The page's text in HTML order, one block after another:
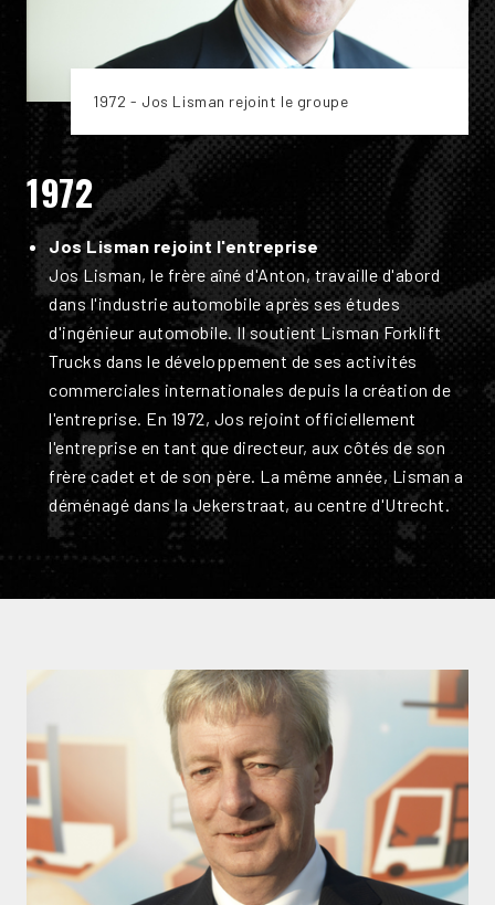
1972 - Jos Lisman rejoint le groupe
1972
Jos Lisman rejoint l'entreprise
Jos Lisman, le frère aîné d'Anton, travaille d'abord
dans l'industrie automobile après ses études
d'ingénieur automobile. Il soutient Lisman Forklift
Trucks dans le développement de ses activités
commerciales internationales depuis la création de
l'entreprise. En 1972, Jos rejoint officiellement
l'entreprise en tant que directeur, aux côtés de son
frère cadet et de son père. La même année, Lisman a
déménagé dans la Jekerstraat, au centre d'Utrecht.